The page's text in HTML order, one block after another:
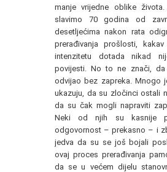
manje vrijedne oblike
slavimo 70 godina od
desetljećima nakon rata
prerađivanja prošlosti,
intenzitetu dotada nikad
povijesti. No to ne znači,
odvijao bez zapreka. Mnogo
ukazuju, da su zločinci ostali
da su čak mogli napraviti
Neki od njih su kasnije
odgovornost – prekasno – i
jedva da su se još bojali
ovaj proces prerađivanja
da se u većem dijelu